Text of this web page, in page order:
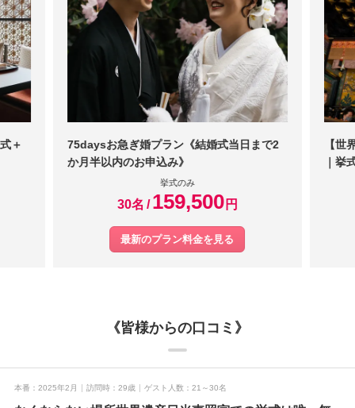
＋
75daysお急ぎ婚プラン《結婚式当日まで2
か月半以内のお申込み》
挙式のみ
30名 159,500 円
最新のプラン料金を見る
【世
｜挙
《皆様からの口コミ》
本番 2025年2月 訪問時 29歳 ゲスト人数 21～30名